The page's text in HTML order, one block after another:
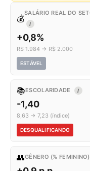
💰
SALÁRIO REAL DO
I
+0,8%
R$ 1.984 → R$ 2.000
ESTÁVEL
📚ESCOLARIDADE I
-1,40
8,63 → 7,23 (índice)
DESQUALIFICANDO
👥GÊNERO (% FEMININO)